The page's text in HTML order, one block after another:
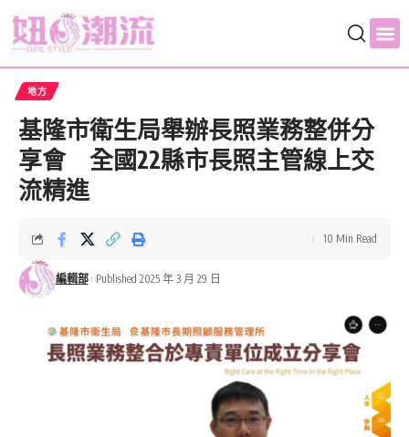
地方
基隆市衛生局舉辦長照業務整併分
享會 全國22縣市長照主管線上交
流精進
編輯部 Published 2025 年 3 月 29 日
10 Min Read